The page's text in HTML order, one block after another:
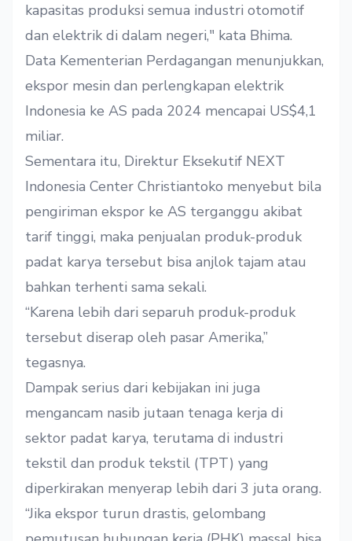
kapasitas produksi semua industri otomotif
dan elektrik di dalam negeri," kata Bhima.
Data Kementerian Perdagangan menunjukkan,
ekspor mesin dan perlengkapan elektrik
Indonesia ke AS pada 2024 mencapai US$4,1
miliar.
Sementara itu, Direktur Eksekutif NEXT
Indonesia Center Christiantoko menyebut bila
pengiriman ekspor ke AS terganggu akibat
tarif tinggi, maka penjualan produk-produk
padat karya tersebut bisa anjlok tajam atau
bahkan terhenti sama sekali.
“Karena lebih dari separuh produk-produk
tersebut diserap oleh pasar Amerika,”
tegasnya.
Dampak serius dari kebijakan ini juga
mengancam nasib jutaan tenaga kerja di
sektor padat karya, terutama di industri
tekstil dan produk tekstil (TPT) yang
diperkirakan menyerap lebih dari 3 juta orang.
“Jika ekspor turun drastis, gelombang